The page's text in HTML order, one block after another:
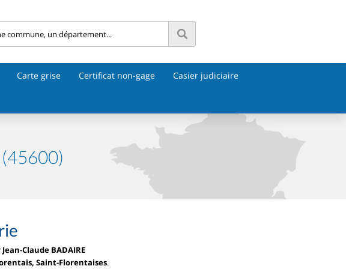
Carte grise Certificat non-gage Casier judiciaire
Claude BADAIRE
Saint-Florentaises.